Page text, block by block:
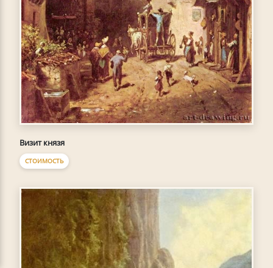
Визит князя
СТОИМОСТЬ